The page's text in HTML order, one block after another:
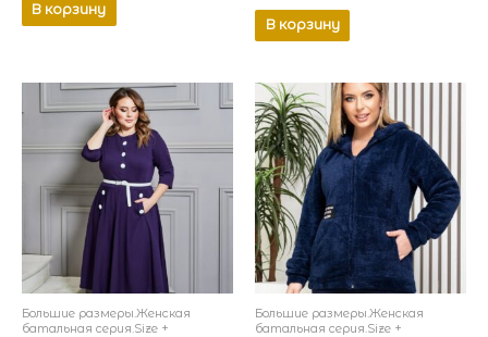
В корзину
В корзину
Большие размеры.Женская
батальная серия.Size +
Большие размеры.Женская
батальная серия.Size +